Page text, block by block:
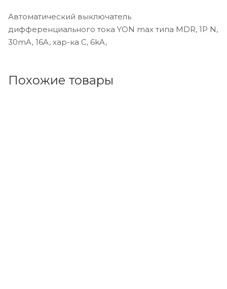
Автоматический выключатель
дифференциального тока YON max типа MDR, 1P N,
30mA, 16A, хар-ка C, 6kA,
Похожие товары